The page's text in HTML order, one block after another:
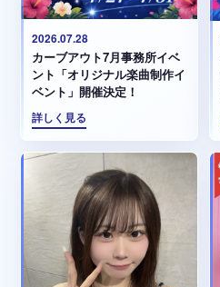
2026.07.28
カーブアウト7月事務所イベ
ント「オリジナル楽曲制作イ
ベント」開催決定！
詳しく見る